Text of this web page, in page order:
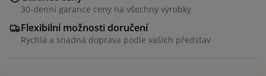
30-denní garance ceny na všechny výrobky
Flexibilní možnosti doručení
Rychlá a snadná doprava podle vašich představ